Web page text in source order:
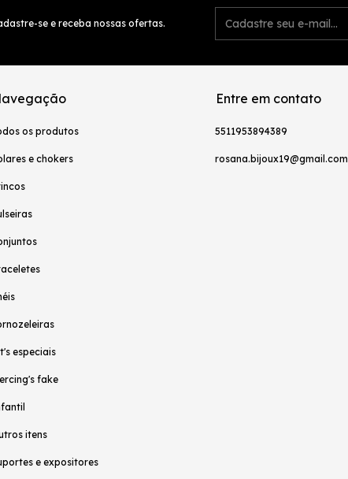
se e receba nossas ofertas.
os produtos
e chokers
especiais
fake
itens
e expositores
Entre em contato
5511953894389
rosana.bijoux19@gmail.com